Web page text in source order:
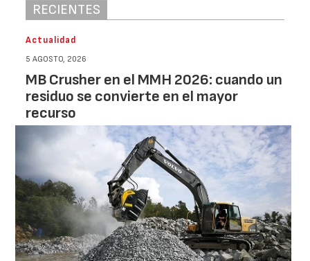
RECIENTES
Actualidad
5 AGOSTO, 2026
MB Crusher en el MMH 2026: cuando un
residuo se convierte en el mayor
recurso